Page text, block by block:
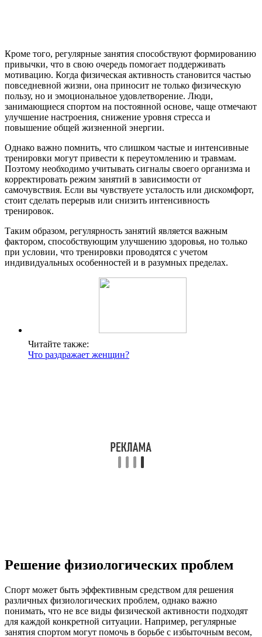
Кроме того, регулярные занятия способствуют формированию
привычки, что в свою очередь помогает поддерживать
мотивацию. Когда физическая активность становится частью
повседневной жизни, она приносит не только физическую
пользу, но и эмоциональное удовлетворение. Люди,
занимающиеся спортом на постоянной основе, чаще отмечают
улучшение настроения, снижение уровня стресса и
повышение общей жизненной энергии.
Однако важно помнить, что слишком частые и интенсивные
тренировки могут привести к переутомлению и травмам.
Поэтому необходимо учитывать сигналы своего организма и
корректировать режим занятий в зависимости от
самочувствия. Если вы чувствуете усталость или дискомфорт,
стоит сделать перерыв или снизить интенсивность
тренировок.
Таким образом, регулярность занятий является важным
фактором, способствующим улучшению здоровья, но только
при условии, что тренировки проводятся с учетом
индивидуальных особенностей и в разумных пределах.
Читайте также:
Что раздражает женщин?
Решение физиологических проблем
Спорт может быть эффективным средством для решения
различных физиологических проблем, однако важно
понимать, что не все виды физической активности подходят
для каждой конкретной ситуации. Например, регулярные
занятия спортом могут помочь в борьбе с избыточным весом,